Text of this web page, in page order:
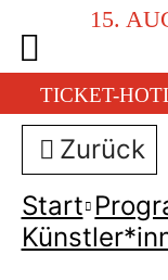
15.
TICKET-
Zurück
Start